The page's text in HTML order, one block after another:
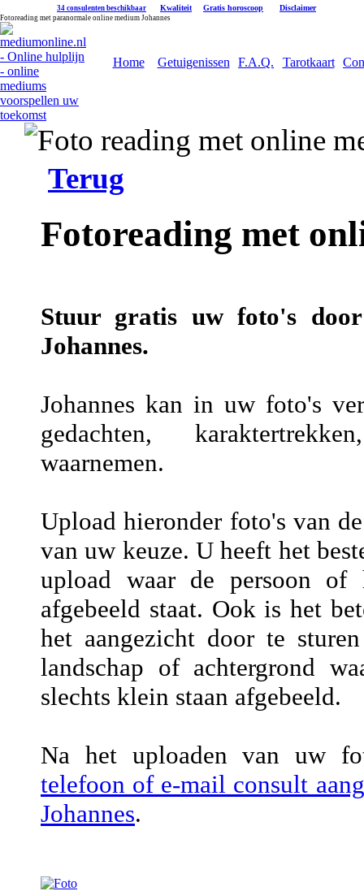
34 consulenten beschikbaar Kwaliteit Gratis horoscoop Disclaimer
Fotoreading met paranormale online medium Johannes
Home Getuigenissen F.A.Q. Tarotkaart
Terug
Fotoreading met
Stuur gratis uw foto's
Johannes.
Johannes kan in uw foto's
gedachten,
waarnemen.
Upload hieronder foto's van
van uw keuze. U heeft het
upload waar de persoon of
afgebeeld staat. Ook is het
het aangezicht door te
landschap of achtergrond
slechts klein staan afgebeeld.
Na het uploaden van uw
telefoon of e-mail consult
Johannes.